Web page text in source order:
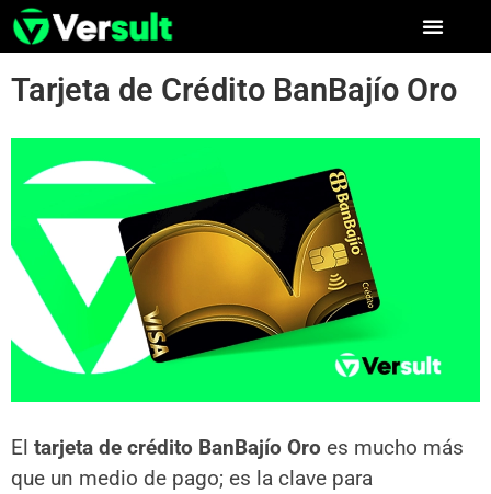
Tarjeta de Crédito BanBajío Oro
El tarjeta de crédito BanBajío Oro es mucho más
que un medio de pago; es la clave para